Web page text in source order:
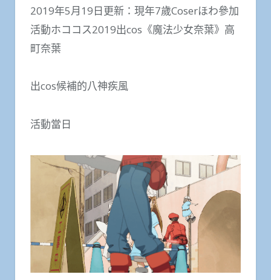
2019年5月19日更新：現年7歲Coserほわ參加
活動ホココス2019出cos《魔法少女奈葉》高
町奈葉
出cos候補的八神疾風
活動當日